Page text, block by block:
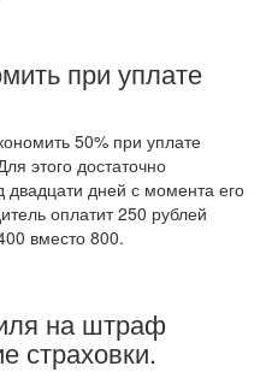
при уплате
50% при уплате
этого достаточно
двадцати дней с момента его
оплатит 250 рублей
вместо 800.
на штраф
страховки.